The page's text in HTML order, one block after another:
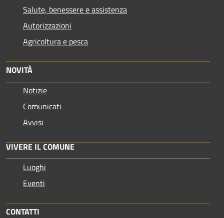
Salute, benessere e assistenza
Autorizzazioni
Agricoltura e pesca
NOVITÀ
Notizie
Comunicati
Avvisi
VIVERE IL COMUNE
Luoghi
Eventi
CONTATTI